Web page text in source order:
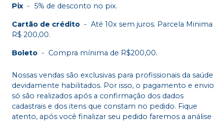
Pix - 5% de desconto no pix.
Cartão de crédito - Até 10x sem juros. Parcela Minima
R$ 200,00.
Boleto - Compra mínima de R$200,00.
Nossas vendas são exclusivas para profissionais da saúde
devidamente habilitados. Por isso, o pagamento e envio
só são realizados após a confirmação dos dados
cadastrais e dos itens que constam no pedido. Fique
atento, após você finalizar seu pedido faremos a análise